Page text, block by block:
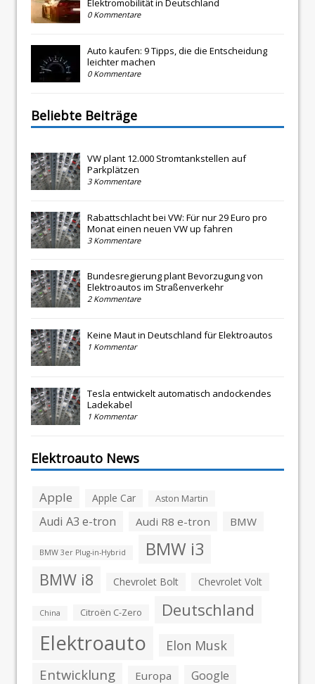
Elektromobilität in Deutschland
0 Kommentare
Auto kaufen: 9 Tipps, die die Entscheidung
leichter machen
0 Kommentare
Beliebte Beiträge
VW plant 12.000 Stromtankstellen auf
Parkplätzen
3 Kommentare
Rabattschlacht bei VW: Für nur 29 Euro pro
Monat einen neuen VW up fahren
3 Kommentare
Bundesregierung plant Bevorzugung von
Elektroautos im Straßenverkehr
2 Kommentare
Keine Maut in Deutschland für Elektroautos
1 Kommentar
Tesla entwickelt automatisch andockendes
Ladekabel
1 Kommentar
Elektroauto News
Apple Apple Car Aston Martin
Audi A3 e-tron Audi R8 e-tron BMW
BMW 3er Plug-in-Hybrid BMW i3
BMW i8 Chevrolet Bolt Chevrolet Volt
China Citroën C-Zero Deutschland
Elektroauto Elon Musk
Entwicklung Europa Google